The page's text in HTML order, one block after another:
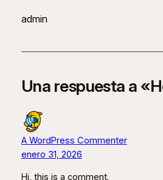
admin
Una respuesta a
A WordPress Commenter
enero 31, 2026
Hi, this is a comment.